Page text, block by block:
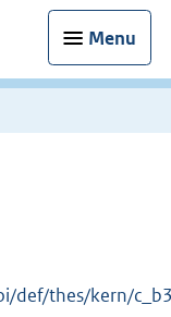
Menu
def/thes/kern/